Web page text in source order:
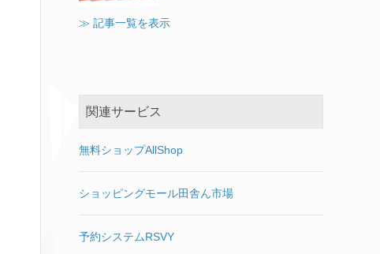
開ダウンロードは終了したよう
“%ALLUSERSPROFILE%\Micro
1803（RS4）更新プログラム
トールすると、Windows の問
待したのですが、インテルのマ
「ついに自分も認められたか」
URLが記載されていれば、ソー
せん。 緊急なのでこちらに電話
れば、電話してしまうでしょ
をご覧ください。
ォームを修整する 【1】フォー
を追加 インプットフォームが設
う記事から11年も経ってしまい
コンテンツに使用する画像サイ
しまいましたので、結論を先に
の画像（ヘッダ等）を想定する
≫ 記事一覧を表示
関連サービス
無料ショップAllShop
ショッピングモール田舎ん市場
予約システムRSVY